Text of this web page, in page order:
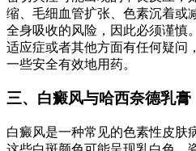
缩、毛细血管扩张、色素沉着或
全身吸收的风险，因此必须谨慎
适应症或者其他方面有任何疑问
一些安全有效地用药。
三、白癜风与哈西奈德乳膏
白癜风是一种常见的色素性皮肤